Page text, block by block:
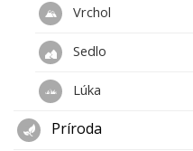
Vrchol
Sedlo
Lúka
Príroda